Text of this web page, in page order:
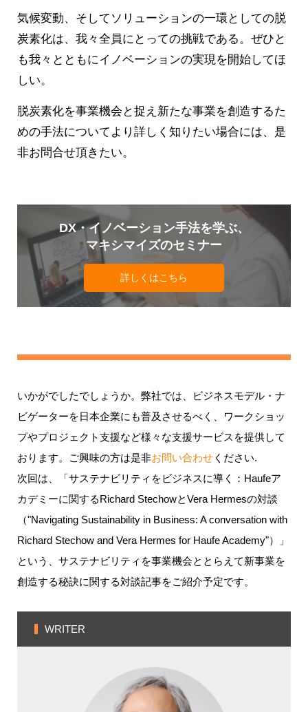
気候変動、そしてソリューションの一環としての脱
炭素化は、我々全員にとっての挑戦である。ぜひと
も我々とともにイノベーションの実現を開始してほ
しい。
脱炭素化を事業機会と捉え新たな事業を創造するた
めの手法についてより詳しく知りたい場合には、是
非お問合せ頂きたい。
DX・イノベーション手法を学ぶ、
マキシマイズのセミナー
詳しくはこちら
いかがでしたでしょうか。弊社では、ビジネスモデル・ナ
ビゲーターを日本企業にも普及させるべく、ワークショッ
プやプロジェクト支援など様々な支援サービスを提供して
おります。ご興味の方は是非お問い合わせください.
次回は、「サステナビリティをビジネスに導く：Haufeア
カデミーに関するRichard StechowとVera Hermesの対談
（"Navigating Sustainability in Business: A conversation with
Richard Stechow and Vera Hermes for Haufe Academy"）」
という、サステナビリティを事業機会ととらえて新事業を
創造する秘訣に関する対談記事をご紹介予定です。
WRITER